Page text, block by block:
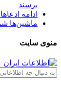
برسند
ادامه
ماشین‌ها
منوی سایت